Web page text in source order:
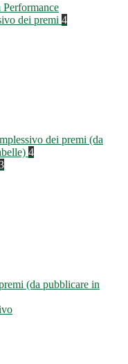
dei premi 4
dei premi (da
4
(da pubblicare in